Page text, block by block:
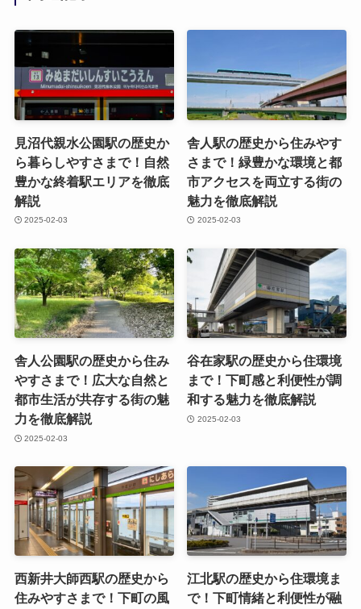
見沼代親水公園駅の歴史か
ら暮らしやすさまで！自然
豊かな終着駅エリアを徹底
解説
2025-02-03
舎人駅の歴史から住みやす
さまで！緑豊かな環境と都
市アクセスを両立する街の
魅力を徹底解説
2025-02-03
舎人公園駅の歴史から住み
やすさまで！広大な自然と
都市生活が共存する街の魅
力を徹底解説
2025-02-03
谷在家駅の歴史から住環境
まで！下町感と利便性が調
和する魅力を徹底解説
2025-02-03
西新井大師西駅の歴史から
住みやすさまで！下町の風
江北駅の歴史から住環境ま
で！下町情緒と利便性が融